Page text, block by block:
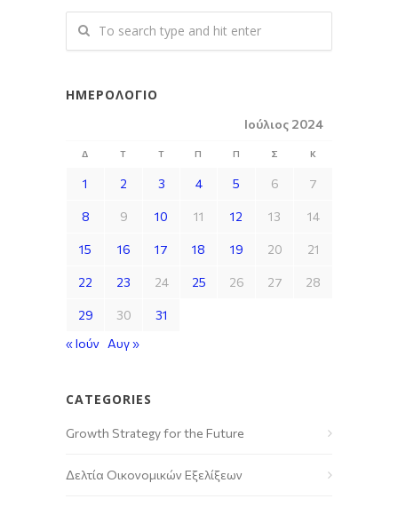
ΗΜΕΡΟΛΌΓΙΟ
Ιούλιος 2024
Δ Τ Τ Π Π Σ Κ
1 2 3 4 5 6 7
8 9 10 11 12 13 14
15 16 17 18 19 20 21
22 23 24 25 26 27 28
29 30
31
« Ιούν Αυγ »
CATEGORIES
Growth Strategy for the Future
Δελτία Οικονομικών Εξελίξεων